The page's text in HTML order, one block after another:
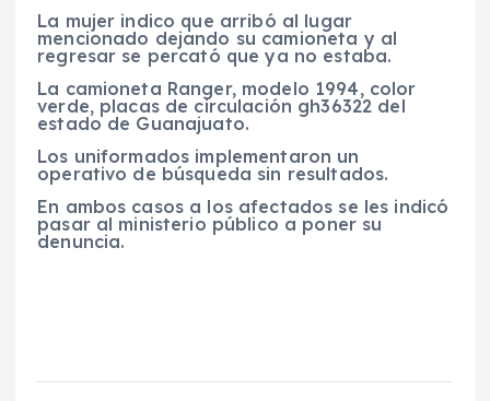
La mujer indico que arribó al lugar
mencionado dejando su camioneta y al
regresar se percató que ya no estaba.
La camioneta Ranger, modelo 1994, color
verde, placas de circulación gh36322 del
estado de Guanajuato.
Los uniformados implementaron un
operativo de búsqueda sin resultados.
En ambos casos a los afectados se les indicó
pasar al ministerio público a poner su
denuncia.